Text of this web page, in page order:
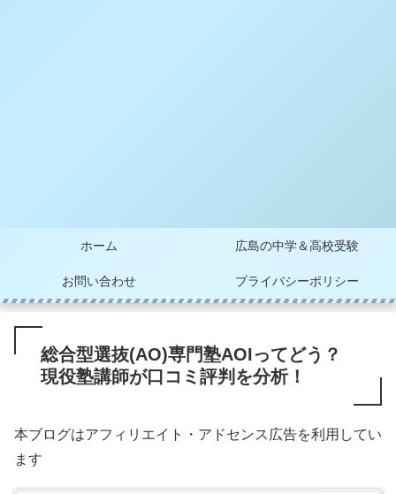
ホーム 広島の中学＆高校受験
お問い合わせ プライバシーポリシー
総合型選抜(AO)専門塾AOIってどう？
現役塾講師が口コミ評判を分析！
本ブログはアフィリエイト・アドセンス広告を利用してい
ます